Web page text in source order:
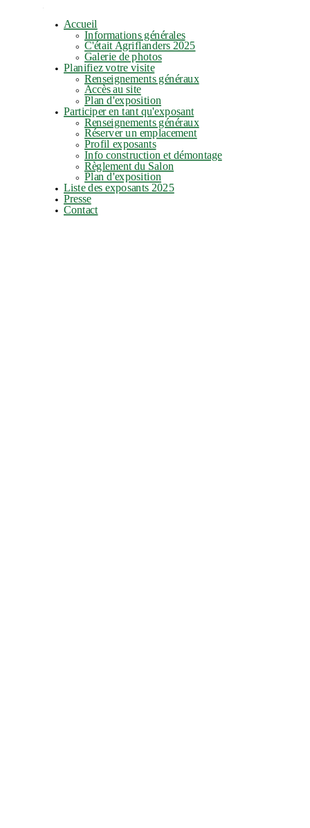
Accueil
Informations générales
C'était Agriflanders 2025
Galerie de photos
Planifiez votre visite
Renseignements généraux
Accès au site
Plan d'exposition
Participer en tant qu'exposant
Renseignements généraux
Réserver un emplacement
Profil exposants
Info construction et démontage
Règlement du Salon
Plan d'exposition
Liste des exposants 2025
Presse
Contact